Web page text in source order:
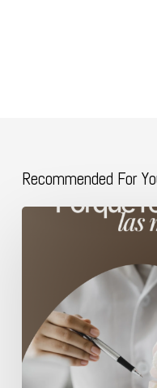
Recommended For
Porque
muelas
perdidas.